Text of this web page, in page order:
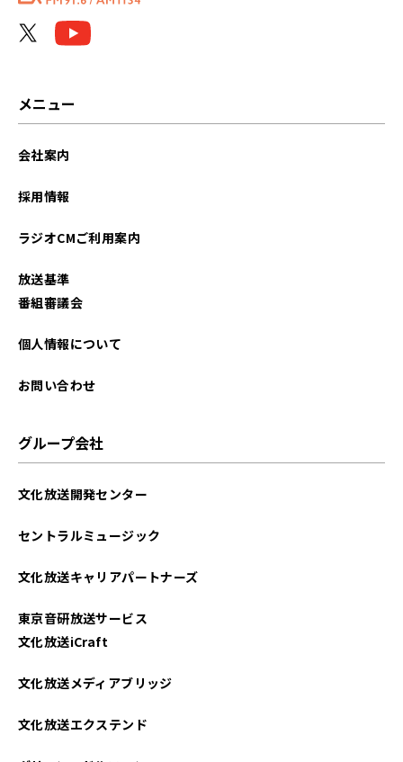
メニュー
会社案内
採用情報
ラジオCMご利用案内
放送基準
番組審議会
個人情報について
お問い合わせ
グループ会社
文化放送開発センター
セントラルミュージック
文化放送キャリアパートナーズ
東京音研放送サービス
文化放送iCraft
文化放送メディアブリッジ
文化放送エクステンド